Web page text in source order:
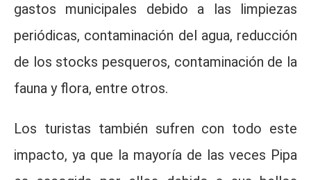
gastos municipales debido a las limpiezas
periódicas, contaminación del agua, reducción
de los stocks pesqueros, contaminación de la
fauna y flora, entre otros.
Los turistas también sufren con todo este
impacto, ya que la mayoría de las veces Pipa